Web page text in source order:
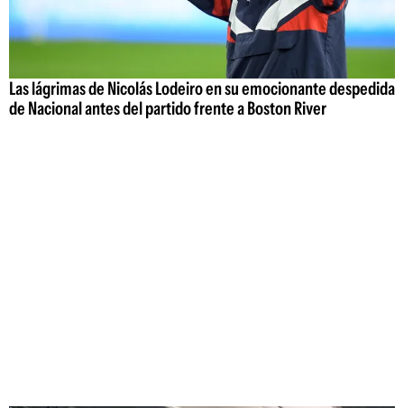
Las lágrimas de Nicolás Lodeiro en su emocionante despedida
de Nacional antes del partido frente a Boston River